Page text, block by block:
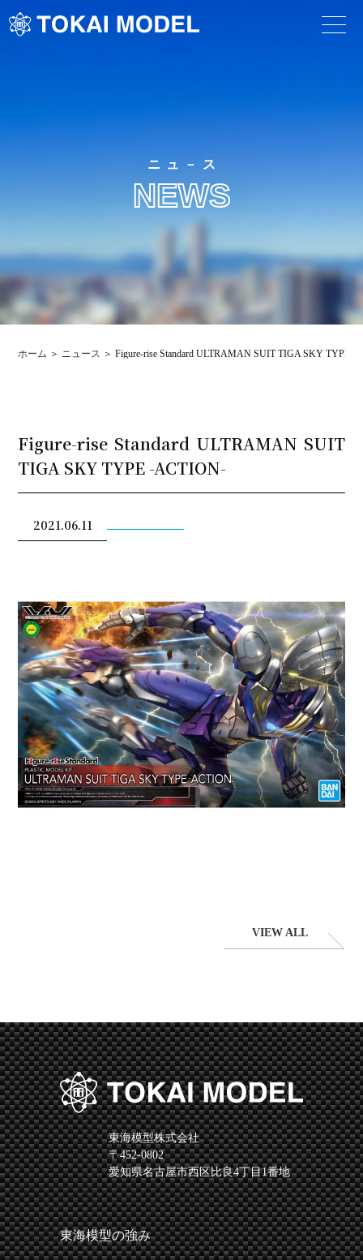
ニュ－ス
NEWS
ホーム ニュース Figure-rise Standard ULTRAMAN SUIT TIGA SKY TYPE -
Figure-rise Standard ULTRAMAN SUIT
TIGA SKY TYPE -ACTION-
2021.06.11
VIEW ALL
東海模型株式会社
〒452-0802
愛知県名古屋市西区比良4丁目1番地
東海模型の強み